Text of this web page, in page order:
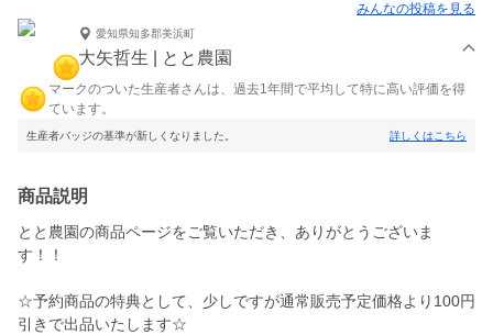
みんなの投稿を見る
愛知県知多郡美浜町
大矢哲生 | とと農園
マークのついた生産者さんは、過去1年間で平均して特に高い評価を得
ています。
生産者バッジの基準が新しくなりました。 詳しくはこちら
商品説明
とと農園の商品ページをご覧いただき、ありがとうございま
す！！
☆予約商品の特典として、少しですが通常販売予定価格より100円
引きで出品いたします☆